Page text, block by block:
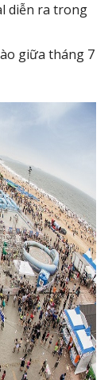
diễn ra trong
giữa tháng 7